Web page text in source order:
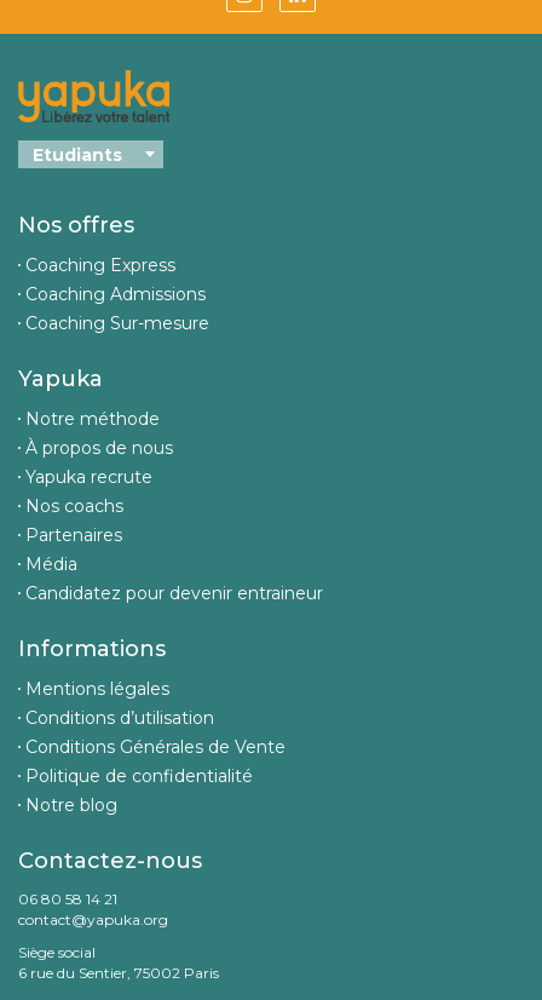
Nos offres
Coaching Express
Coaching Admissions
Coaching Sur-mesure
Yapuka
Notre méthode
À propos de nous
Yapuka recrute
Nos coachs
Partenaires
Média
Candidatez pour devenir entraineur
Informations
Mentions légales
Conditions d’utilisation
Conditions Générales de Vente
Politique de confidentialité
Notre blog
Contactez-nous
06 80 58 14 21
contact@yapuka.org
Siège social
6 rue du Sentier, 75002 Paris